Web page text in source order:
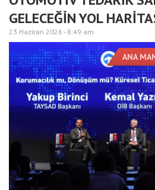
GELECEĞİN YOL
23 Haziran 2026 - 8:49 am
ANA